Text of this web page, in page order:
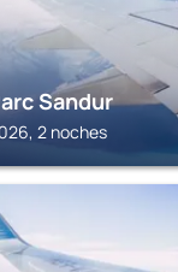
Sandur
2 noches